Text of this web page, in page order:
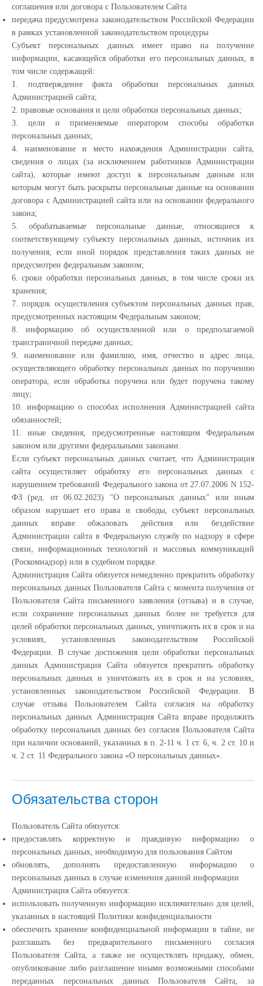
соглашения или договора с Пользователем Сайта
передача предусмотрена законодательством Российской Федерации
в рамках установленной законодательством процедуры
Субъект персональных данных имеет право на получение
информации, касающейся обработки его персональных данных, в
том числе содержащей:
1. подтверждение факта обработки персональных данных
Администрацией сайта;
2. правовые основания и цели обработки персональных данных;
3. цели и применяемые оператором способы обработки
персональных данных;
4. наименование и место нахождения Администрации сайта,
сведения о лицах (за исключением работников Администрации
сайта), которые имеют доступ к персональным данным или
которым могут быть раскрыты персональные данные на основании
договора с Администрацией сайта или на основании федерального
закона;
5. обрабатываемые персональные данные, относящиеся к
соответствующему субъекту персональных данных, источник их
получения, если иной порядок представления таких данных не
предусмотрен федеральным законом;
6. сроки обработки персональных данных, в том числе сроки их
хранения;
7. порядок осуществления субъектом персональных данных прав,
предусмотренных настоящим Федеральным законом;
8. информацию об осуществленной или о предполагаемой
трансграничной передаче данных;
9. наименование или фамилию, имя, отчество и адрес лица,
осуществляющего обработку персональных данных по поручению
оператора, если обработка поручена или будет поручена такому
лицу;
10. информацию о способах исполнения Администрацией сайта
обязанностей;
11. иные сведения, предусмотренные настоящим Федеральным
законом или другими федеральными законами.
Если субъект персональных данных считает, что Администрация
сайта осуществляет обработку его персональных данных с
нарушением требований Федерального закона от 27.07.2006 N 152-
ФЗ (ред. от 06.02.2023) "О персональных данных" или иным
образом нарушает его права и свободы, субъект персональных
данных вправе обжаловать действия или бездействие
Администрации сайта в Федеральную службу по надзору в сфере
связи, информационных технологий и массовых коммуникаций
(Роскомнадзор) или в судебном порядке.
Администрация Сайта обязуется немедленно прекратить обработку
персональных данных Пользователя Сайта с момента получения от
Пользователя Сайта письменного заявления (отзыва) и в случае,
если сохранение персональных данных более не требуется для
целей обработки персональных данных, уничтожить их в срок и на
условиях, установленных законодательством Российской
Федерации. В случае достижения цели обработки персональных
данных Администрация Сайта обязуется прекратить обработку
персональных данных и уничтожить их в срок и на условиях,
установленных законодательством Российской Федерации. В
случае отзыва Пользователем Сайта согласия на обработку
персональных данных Администрация Сайта вправе продолжить
обработку персональных данных без согласия Пользователя Сайта
при наличии оснований, указанных в п. 2-11 ч. 1 ст. 6, ч. 2 ст. 10 и
ч. 2 ст. 11 Федерального закона «О персональных данных».
Обязательства сторон
Пользователь Сайта обязуется:
предоставлять корректную и правдивую информацию о
персональных данных, необходимую для пользования Сайтом
обновлять, дополнять предоставленную информацию о
персональных данных в случае изменения данной информации
Администрация Сайта обязуется:
использовать полученную информацию исключительно для целей,
указанных в настоящей Политики конфиденциальности
обеспечить хранение конфиденциальной информации в тайне, не
разглашать без предварительного письменного согласия
Пользователя Сайта, а также не осуществлять продажу, обмен,
опубликование либо разглашение иными возможными способами
переданных персональных данных Пользователя Сайта, за